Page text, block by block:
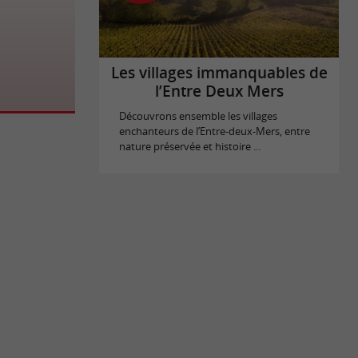
la
Dordogne,
Les villages immanquables de
l’Entre Deux Mers
Découvrons ensemble les villages
enchanteurs de l’Entre-deux-Mers, entre
nature préservée et histoire ...